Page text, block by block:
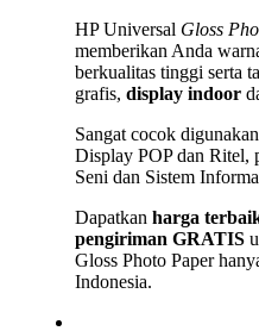
HP Universal Gloss
memberikan Anda
berkualitas tinggi serta
grafis, display indoor
Sangat cocok
Display POP dan Ritel,
Seni dan Sistem
Dapatkan harga
pengiriman GRATIS
Gloss Photo Paper
Indonesia.